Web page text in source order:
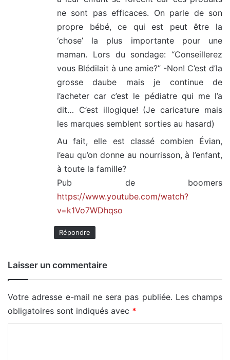
ne sont pas efficaces. On parle de son
propre bébé, ce qui est peut être la
‘chose’ la plus importante pour une
maman. Lors du sondage: “Conseillerez
vous Blédilait à une amie?” -Non! C’est d’la
grosse daube mais je continue de
l’acheter car c’est le pédiatre qui me l’a
dit… C’est illogique! (Je caricature mais
les marques semblent sorties au hasard)
Au fait, elle est classé combien Évian,
l’eau qu’on donne au nourrisson, à l’enfant,
à toute la famille?
Pub de boomers
https://www.youtube.com/watch?
v=k1Vo7WDhqso
Répondre
Laisser un commentaire
Votre adresse e-mail ne sera pas publiée. Les champs
obligatoires sont indiqués avec *